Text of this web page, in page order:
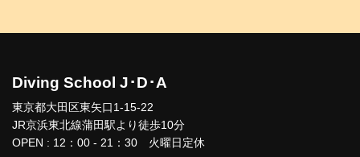
Diving School J･D･A
東京都大田区東矢口1-15-22
JR京浜東北線蒲田駅より徒歩10分
OPEN : 12：00 - 21：30 火曜日定休